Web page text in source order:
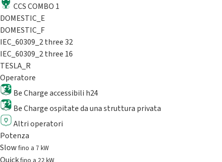
CCS COMBO 1
DOMESTIC_E
DOMESTIC_F
IEC_60309_2 three 32
IEC_60309_2 three 16
TESLA_R
Operatore
Be Charge accessibili h24
Be Charge ospitate da una struttura privata
Altri operatori
Potenza
Slowfino a 7 kW